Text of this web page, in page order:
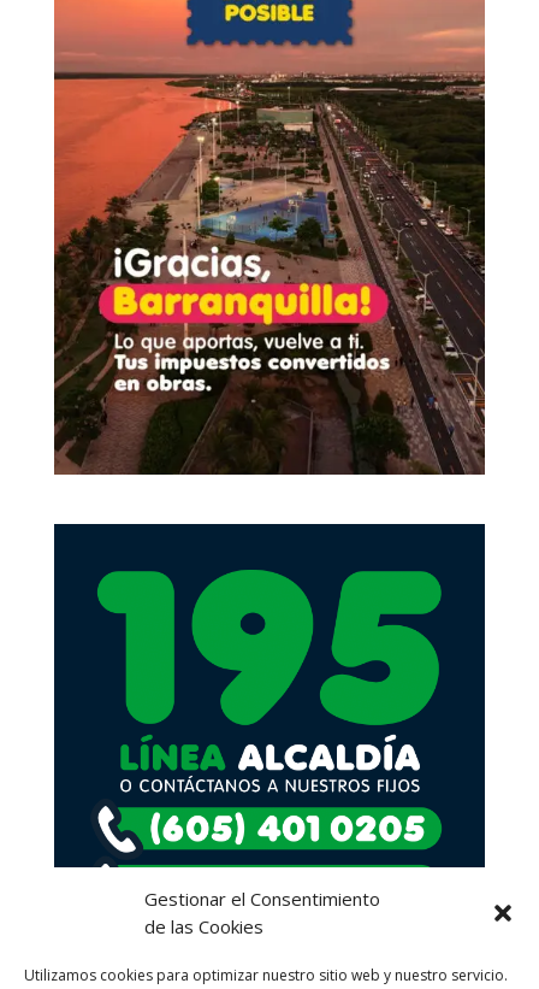
Gestionar el Consentimiento
de las Cookies
Utilizamos cookies para optimizar nuestro sitio web y nuestro servicio.